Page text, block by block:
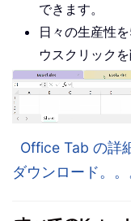
できます。
日々の生産性
ウスクリック
Office Tab の詳
ダウンロード。。